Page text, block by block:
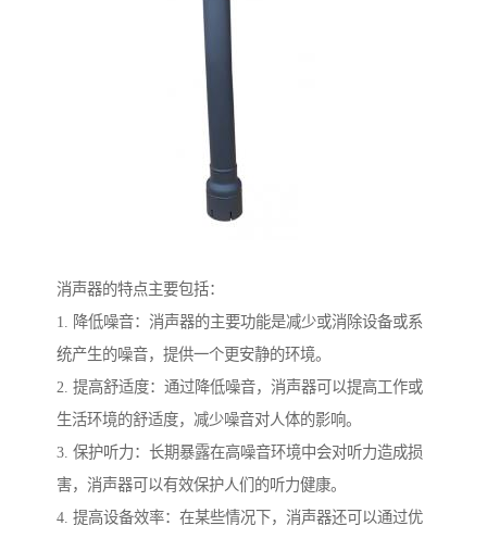
消声器的特点主要包括：
1. 降低噪音：消声器的主要功能是减少或消除设备或系
统产生的噪音，提供一个更安静的环境。
2. 提高舒适度：通过降低噪音，消声器可以提高工作或
生活环境的舒适度，减少噪音对人体的影响。
3. 保护听力：长期暴露在高噪音环境中会对听力造成损
害，消声器可以有效保护人们的听力健康。
4. 提高设备效率：在某些情况下，消声器还可以通过优